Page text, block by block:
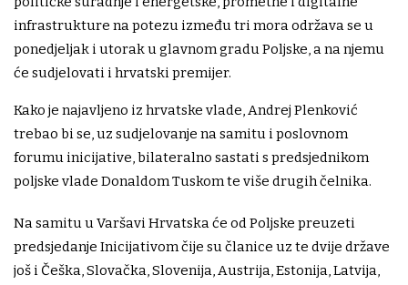
infrastrukture na potezu između tri mora održava se u
ponedjeljak i utorak u glavnom gradu Poljske, a na njemu
će sudjelovati i hrvatski premijer.
Kako je najavljeno iz hrvatske vlade, Andrej Plenković
trebao bi se, uz sudjelovanje na samitu i poslovnom
forumu inicijative, bilateralno sastati s predsjednikom
poljske vlade Donaldom Tuskom te više drugih čelnika.
Na samitu u Varšavi Hrvatska će od Poljske preuzeti
predsjedanje Inicijativom čije su članice uz te dvije države
još i Češka, Slovačka, Slovenija, Austrija, Estonija, Latvija,